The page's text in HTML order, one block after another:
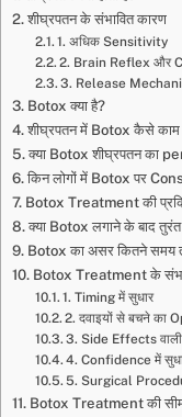
शीघ्रपतन के संभावित कारण
1. अधिक Sensitivity
2. Brain Reflex और
3. Release
Botox क्या है?
शीघ्रपतन में Botox कैसे
क्या Botox शीघ्रपतन का
किन लोगों में Botox पर
Botox Treatment की
क्या Botox लगाने के बाद
Botox का असर कितने समय
Botox Treatment के
1. Timing में सुधार
2. दवाइयों से बचने का
3. Side Effects वाली
4. Confidence में
5. Surgical
Botox Treatment की